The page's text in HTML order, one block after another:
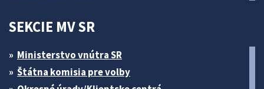
SEKCIE MV SR
Ministerstvo vnútra SR
Štátna komisia pre volby